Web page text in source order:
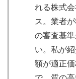
れる株式
ス。業者
の審査基
い。私が
額が適正